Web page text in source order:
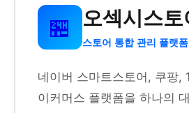
🏪 오섹시스토
스토어 통합 관리 플랫폼
네이버 스마트스토어, 쿠팡,
이커머스 플랫폼을 하나의